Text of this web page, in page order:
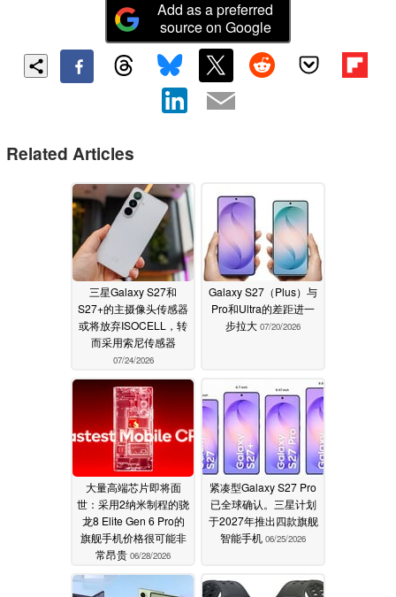
Add as a preferred
source on Google
Related Articles
三星Galaxy S27和
S27+的主摄像头传感器
或将放弃ISOCELL，转
而采用索尼传感器
07/24/2026
Galaxy S27（Plus）与
Pro和Ultra的差距进一
步拉大 07/20/2026
大量高端芯片即将面
世：采用2纳米制程的骁
龙8 Elite Gen 6 Pro的
旗舰手机价格很可能非
常昂贵 06/28/2026
紧凑型Galaxy S27 Pro
已全球确认。三星计划
于2027年推出四款旗舰
智能手机 06/25/2026